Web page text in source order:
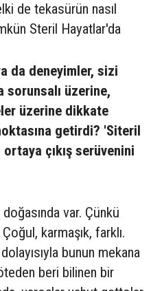
de tekasürün nasıl
Steril Hayatlar'da
da deneyimler, sizi
sorunsalı üzerine,
üzerine dikkate
getirdi? 'Siteril
ortaya çıkış serüvenini
var. Çünkü
karmaşık, farklı.
bunun mekana
beri bilinen bir